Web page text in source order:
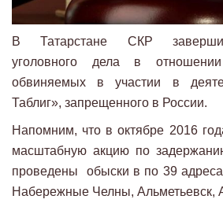
В Татарстане СКР
уголовного дела в
обвиняемых в участии в
Таблиг», запрещенного в России.
Напомним, что в октябре 2016
масштабную акцию по
проведены обыски в по 39
Набережные Челны, Альметьевск,